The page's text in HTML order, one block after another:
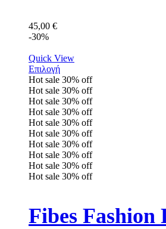
45,00 €
-30%
Quick View
Επιλογή
Hot sale 30% off
Hot sale 30% off
Hot sale 30% off
Hot sale 30% off
Hot sale 30% off
Hot sale 30% off
Hot sale 30% off
Hot sale 30% off
Hot sale 30% off
Hot sale 30% off
Fibes Fashion